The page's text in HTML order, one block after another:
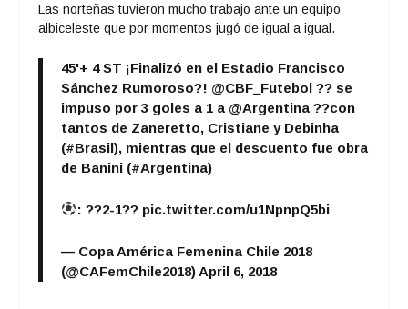
Las norteñas tuvieron mucho trabajo ante un equipo
albiceleste que por momentos jugó de igual a igual.
45'+ 4 ST ¡Finalizó en el Estadio Francisco
Sánchez Rumoroso?! @CBF_Futebol ?? se
impuso por 3 goles a 1 a @Argentina ??con
tantos de Zaneretto, Cristiane y Debinha
(#Brasil), mientras que el descuento fue obra
de Banini (#Argentina)
: ??2-1?? pic.twitter.com/u1NpnpQ5bi
— Copa América Femenina Chile 2018
(@CAFemChile2018) April 6, 2018